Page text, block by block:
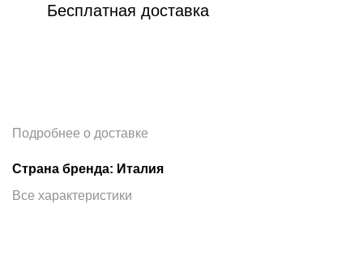
Бесплатная доставка
Подробнее о доставке
Страна бренда: Италия
Все характеристики